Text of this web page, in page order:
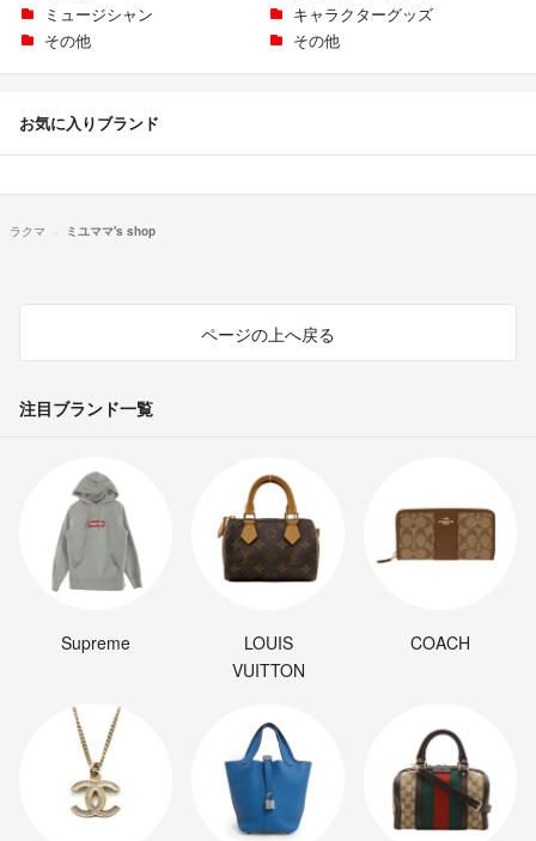
ミュージシャン
キャラクターグッズ
その他
その他
お気に入りブランド
ラクマ ミユママ's shop
ページの上へ戻る
注目ブランド一覧
Supreme
LOUIS
VUITTON
COACH